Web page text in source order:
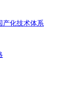
产化技术体系